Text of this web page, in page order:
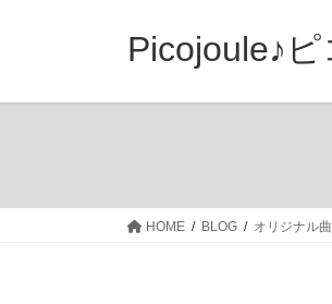
Picojoule♪
HOME BLOG オリジナル曲